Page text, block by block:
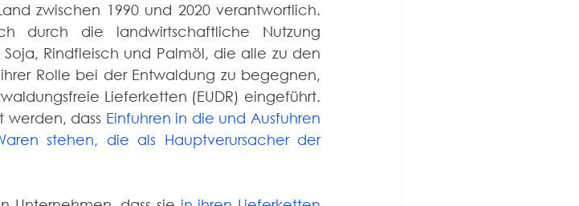
zwischen 1990 und 2020 verantwortlich.
durch die landwirtschaftliche Nutzung
Rolle bei der Entwaldung zu begegnen,
Lieferketten (EUDR) eingeführt.
werden, dass Einfuhren in die und Ausfuhren
stehen, die als Hauptverursacher der